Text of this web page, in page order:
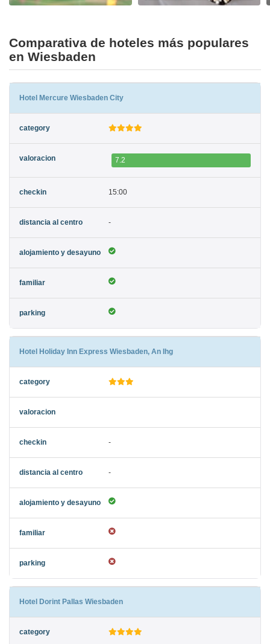
Comparativa de hoteles más populares
en Wiesbaden
Hotel Mercure Wiesbaden City
7.2
15:00
-
Hotel Holiday Inn Express Wiesbaden, An Ihg
-
-
Hotel Dorint Pallas Wiesbaden